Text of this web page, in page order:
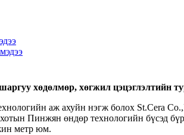
хөдөлмөр, хөгжил цэцэглэлтийн
аж ахуйн нэгж болох St.Cera
Пинжян өндөр технологийн бүсэд
метр юм.